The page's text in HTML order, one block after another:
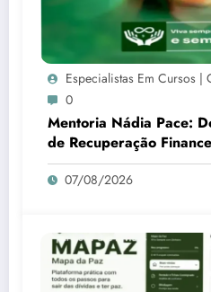
Especialistas Em Cursos |
0
Mentoria Nádia Pace:
de Recuperação
07/08/2026